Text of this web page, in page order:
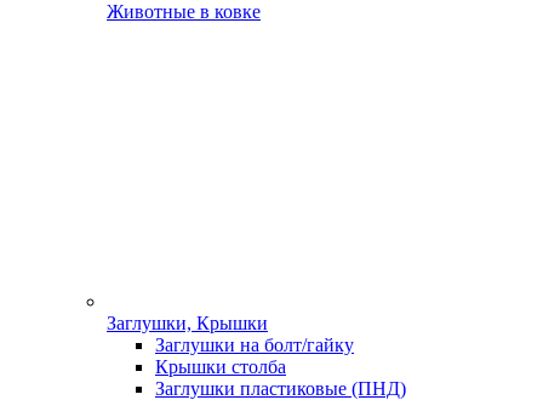
Животные в ковке
Заглушки, Крышки
Заглушки на болт/гайку
Крышки столба
Заглушки пластиковые (ПНД)